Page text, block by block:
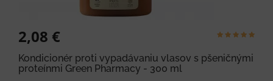
2,08 €
Kondicionér proti vypadávaniu vlasov s pšeničnými
proteínmi Green Pharmacy - 300 ml